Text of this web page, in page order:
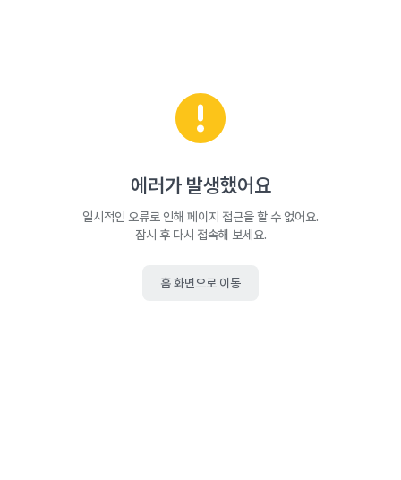
에러가 발생했어요
일시적인 오류로 인해 페이지 접근을 할 수 없어요.
잠시 후 다시 접속해 보세요.
홈 화면으로 이동